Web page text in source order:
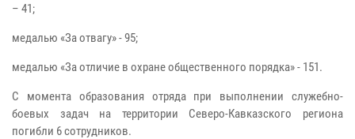
– 41;
медалью «За отвагу» - 95;
медалью «За отличие в охране общественного порядка» - 151.
С момента образования отряда при выполнении служебно-
боевых задач на территории Северо-Кавказского региона
погибли 6 сотрудников.